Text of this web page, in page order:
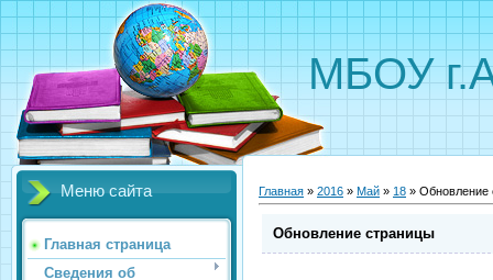
МБОУ
Меню сайта
Главная страница
Сведения об
Главная » 2016 » Май » 18 » Обновление
Обновление страницы